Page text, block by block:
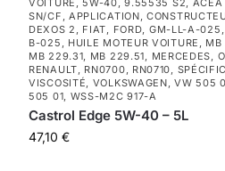
VOITURE ,5W-40,9.55535 S2, ACEA
SN/CF , APPLICATION,
DEXOS 2 , FIAT, FORD, GM-LL-A-025 ,
B-025 , HUILE MOTEUR VOITURE ,
MB 229.31, MB 229.51, MERCEDES,
RENAULT, RN0700, RN0710,
VISCOSITÉ, VOLKSWAGEN,VW 505
505 01, WSS-M2C 917-A
Castrol Edge 5W-40 – 5L
47,10€